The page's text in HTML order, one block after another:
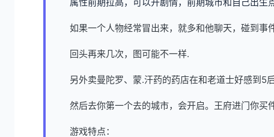
如果一个人物经常冒出来，就多和他聊天，碰到事
回头再来几次，图可能不一样.
另外卖曼陀罗、蒙.汗药的药店在和老道士好感到5
然后去你第一个去的城市，会开启。王府进门你买
游戏特点：